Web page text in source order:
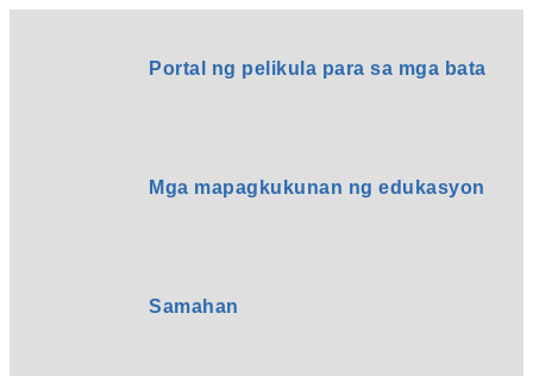
Portal ng pelikula para sa mga bata
Mga mapagkukunan ng edukasyon
Samahan